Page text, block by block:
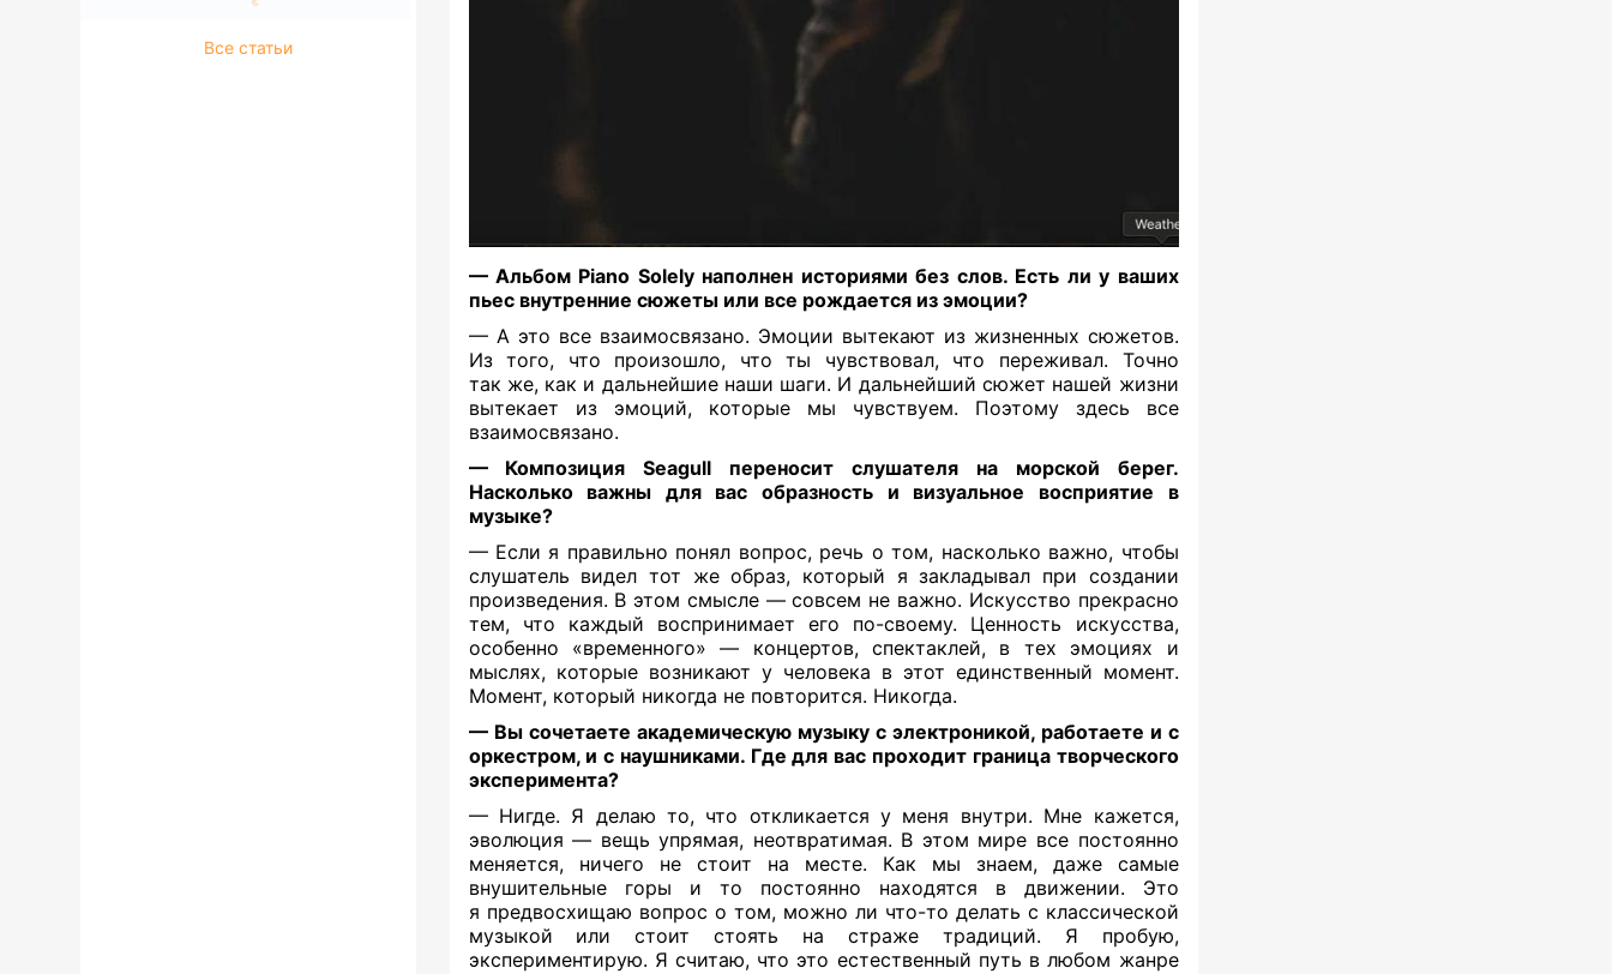
Все статьи
— Альбом Piano Solely наполнен историями без слов. Есть ли у ваших
пьес внутренние сюжеты или все рождается из эмоции?
— А это все взаимосвязано. Эмоции вытекают из жизненных сюжетов.
Из того, что произошло, что ты чувствовал, что переживал. Точно
так же, как и дальнейшие наши шаги. И дальнейший сюжет нашей жизни
вытекает из эмоций, которые мы чувствуем. Поэтому здесь все
взаимосвязано.
— Композиция Seagull переносит слушателя на морской берег.
Насколько важны для вас образность и визуальное восприятие в
музыке?
— Если я правильно понял вопрос, речь о том, насколько важно, чтобы
слушатель видел тот же образ, который я закладывал при создании
произведения. В этом смысле — совсем не важно. Искусство прекрасно
тем, что каждый воспринимает его по-своему. Ценность искусства,
особенно «временного» — концертов, спектаклей, в тех эмоциях и
мыслях, которые возникают у человека в этот единственный момент.
Момент, который никогда не повторится. Никогда.
— Вы сочетаете академическую музыку с электроникой, работаете и с
оркестром, и с наушниками. Где для вас проходит граница творческого
эксперимента?
— Нигде. Я делаю то, что откликается у меня внутри. Мне кажется,
эволюция — вещь упрямая, неотвратимая. В этом мире все постоянно
меняется, ничего не стоит на месте. Как мы знаем, даже самые
внушительные горы и то постоянно находятся в движении. Это
я предвосхищаю вопрос о том, можно ли что-то делать с классической
музыкой или стоит стоять на страже традиций. Я пробую,
экспериментирую. Я считаю, что это естественный путь в любом жанре